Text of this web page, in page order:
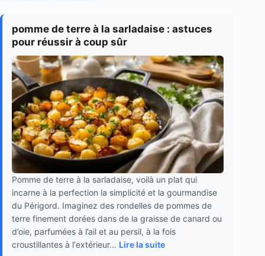
pomme de terre à la sarladaise : astuces
pour réussir à coup sûr
Pomme de terre à la sarladaise, voilà un plat qui
incarne à la perfection la simplicité et la gourmandise
du Périgord. Imaginez des rondelles de pommes de
terre finement dorées dans de la graisse de canard ou
d’oie, parfumées à l’ail et au persil, à la fois
croustillantes à l'extérieur... Lire la suite